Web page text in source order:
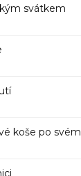
svátkem
koše po svém